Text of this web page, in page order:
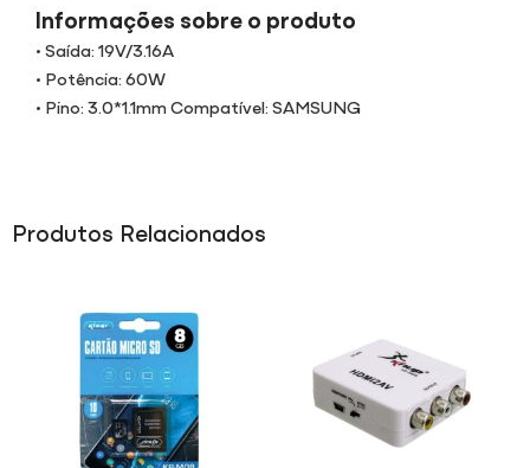
Informações sobre o produto
• Saída: 19V/3.16A
• Potência: 60W
• Pino: 3.0*1.1mm Compatível: SAMSUNG
Produtos Relacionados